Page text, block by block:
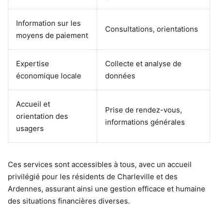
Information sur les
moyens de paiement
Consultations, orientations
Expertise
économique locale
Collecte et analyse de
données
Accueil et
orientation des
usagers
Prise de rendez-vous,
informations générales
Ces services sont accessibles à tous, avec un accueil
privilégié pour les résidents de Charleville et des
Ardennes, assurant ainsi une gestion efficace et humaine
des situations financières diverses.